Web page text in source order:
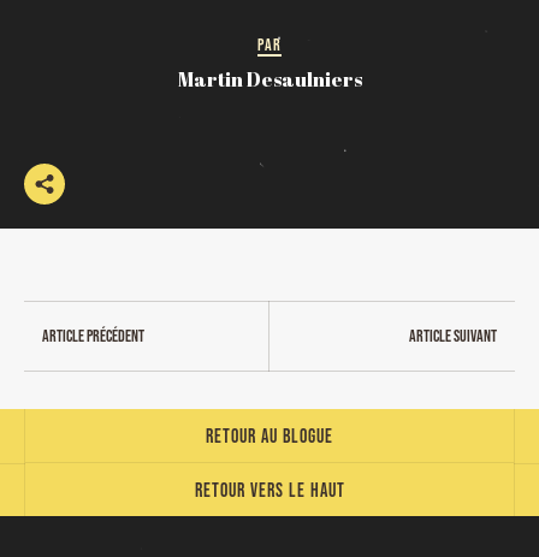
PAR
Martin Desaulniers
Article précédent Article suivant
Retour vers le haut
Retour au blogue